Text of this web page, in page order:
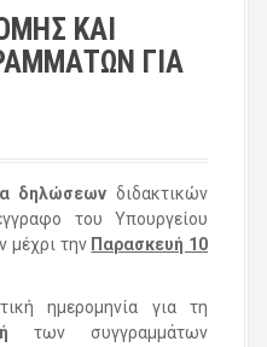
ΚΑΙ
ΓΙΑ
δηλώσεων διδακτικών
του Υπουργείου
μέχρι την Παρασκευή 10
ημερομηνία για τη
των συγγραμμάτων